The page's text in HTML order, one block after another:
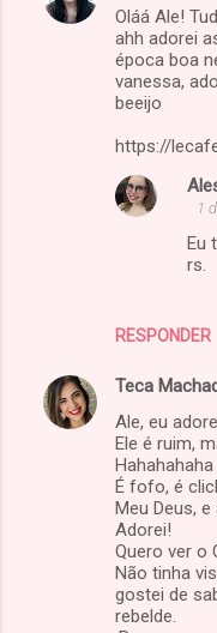
Oláá Ale!
ahh adorei
época boa
vanessa,
beeijo
https://
RESPONDER
1
Eu
rs.
Teca
Ale, eu
Ele é ruim,
Hahahahaha
É fofo, é
Meu Deus,
Adorei!
Quero ver o
Não tinha
gostei de
rebelde.